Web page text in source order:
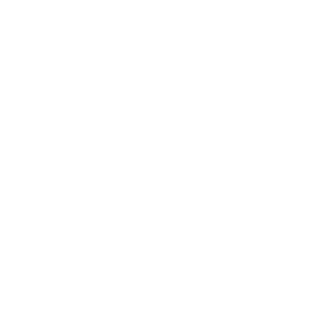
Заполняя данную форму, вы
Согласие на обработку